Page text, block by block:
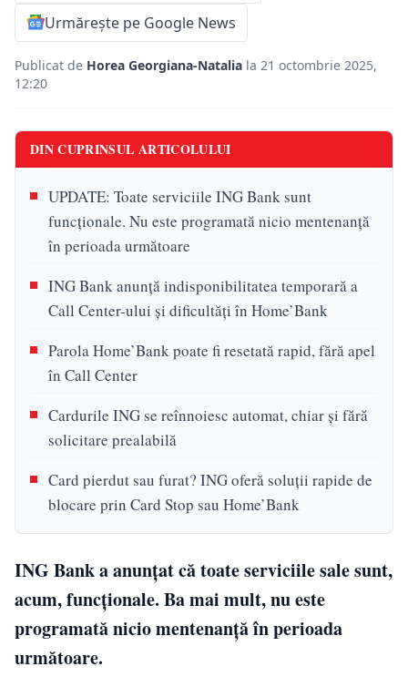
Urmărește pe Google News
Publicat de Horea Georgiana-Natalia la 21 octombrie 2025,
12:20
DIN CUPRINSUL ARTICOLULUI
UPDATE: Toate serviciile ING Bank sunt
funcționale. Nu este programată nicio mentenanță
în perioada următoare
ING Bank anunță indisponibilitatea temporară a
Call Center-ului și dificultăți în Home’Bank
Parola Home’Bank poate fi resetată rapid, fără apel
în Call Center
Cardurile ING se reînnoiesc automat, chiar și fără
solicitare prealabilă
Card pierdut sau furat? ING oferă soluții rapide de
blocare prin Card Stop sau Home’Bank
ING Bank a anunțat că toate serviciile sale sunt,
acum, funcționale. Ba mai mult, nu este
programată nicio mentenanță în perioada
următoare.